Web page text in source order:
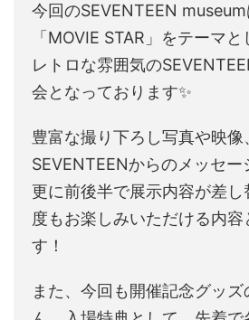
今回のSEVENTEEN
「MOVIE STAR」をテーマ
レトロな雰囲気の
会となっております✨
豊富な撮り下ろし写真や映像
SEVENTEENからのメッセー
更に前後半で展示内容が差
度もお楽しみいただける内容
す！
また、今回も開催記念グッ